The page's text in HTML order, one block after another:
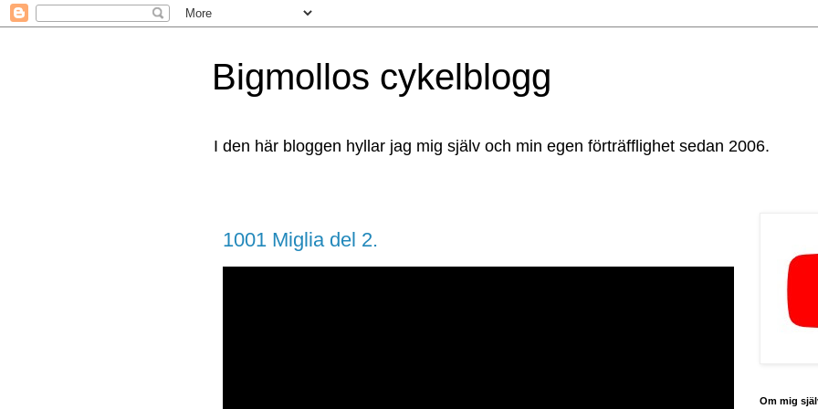
Bigmollos cykelblogg
I den här bloggen hyllar jag mig själv och min egen förträfflighet sedan 2006.
1001 Miglia del 2.
Om mig